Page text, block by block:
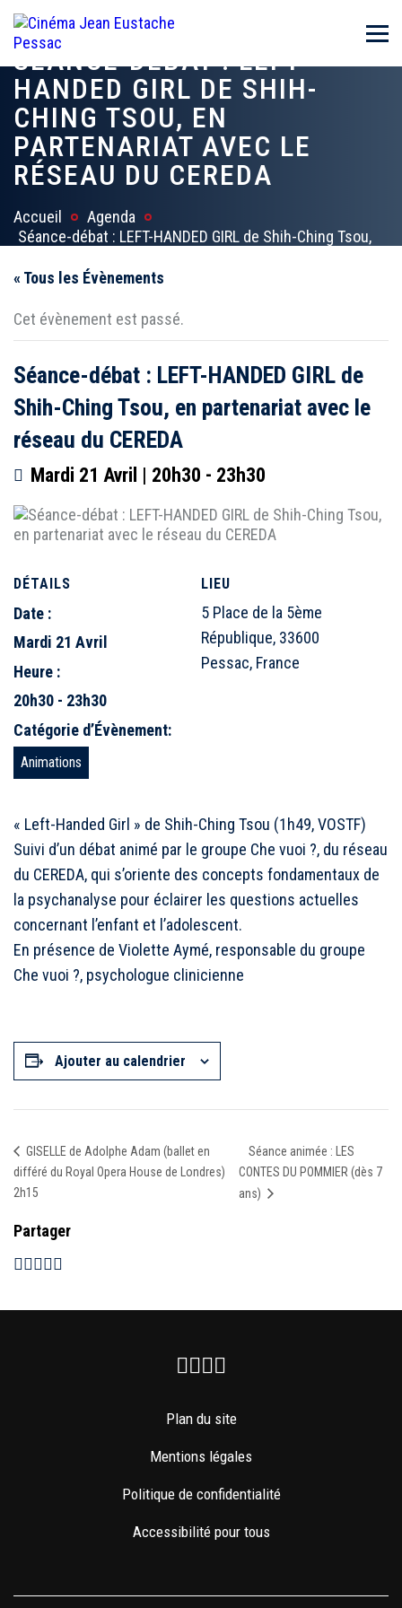
SÉANCE-DÉBAT : LEFT-
HANDED GIRL DE SHIH-
CHING TSOU, EN
PARTENARIAT AVEC LE
RÉSEAU DU CEREDA
Accueil
Agenda
Séance-débat : LEFT-HANDED GIRL de Shih-Ching Tsou,
« Tous les Évènements
Cet évènement est passé.
Séance-débat : LEFT-HANDED GIRL de
Shih-Ching Tsou, en partenariat avec le
réseau du CEREDA
Mardi 21 Avril | 20h30 - 23h30
DÉTAILS
Date :
Mardi 21 Avril
Heure :
20h30 - 23h30
Catégorie d’Évènement:
Animations
LIEU
5 Place de la 5ème
République, 33600
Pessac, France
« Left-Handed Girl » de Shih-Ching Tsou (1h49, VOSTF)
Suivi d’un débat animé par le groupe Che vuoi ?, du réseau
du CEREDA, qui s’oriente des concepts fondamentaux de
la psychanalyse pour éclairer les questions actuelles
concernant l’enfant et l’adolescent.
En présence de Violette Aymé, responsable du groupe
Che vuoi ?, psychologue clinicienne
Ajouter au calendrier
GISELLE de Adolphe Adam (ballet en
différé du Royal Opera House de Londres)
2h15
Séance animée : LES
CONTES DU POMMIER (dès 7
ans)
Partager
Facebook
Instagram
Youtube
Plan du site
Mentions légales
Politique de confidentialité
Accessibilité pour tous